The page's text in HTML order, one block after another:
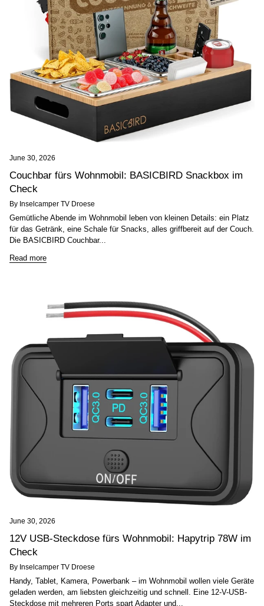
June 30, 2026
Couchbar fürs Wohnmobil: BASICBIRD Snackbox im
Check
By Inselcamper TV Droese
Gemütliche Abende im Wohnmobil leben von kleinen Details: ein Platz
für das Getränk, eine Schale für Snacks, alles griffbereit auf der Couch.
Die BASICBIRD Couchbar...
Read more
June 30, 2026
12V USB-Steckdose fürs Wohnmobil: Hapytrip 78W im
Check
By Inselcamper TV Droese
Handy, Tablet, Kamera, Powerbank – im Wohnmobil wollen viele Geräte
geladen werden, am liebsten gleichzeitig und schnell. Eine 12-V-USB-
Steckdose mit mehreren Ports spart Adapter und...